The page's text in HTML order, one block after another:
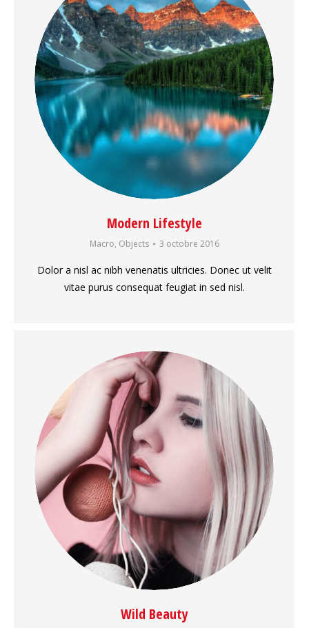
Modern Lifestyle
Macro, Objects 3 octobre 2016
Dolor a nisl ac nibh venenatis ultricies. Donec ut velit
vitae purus consequat feugiat in sed nisl.
Wild Beauty